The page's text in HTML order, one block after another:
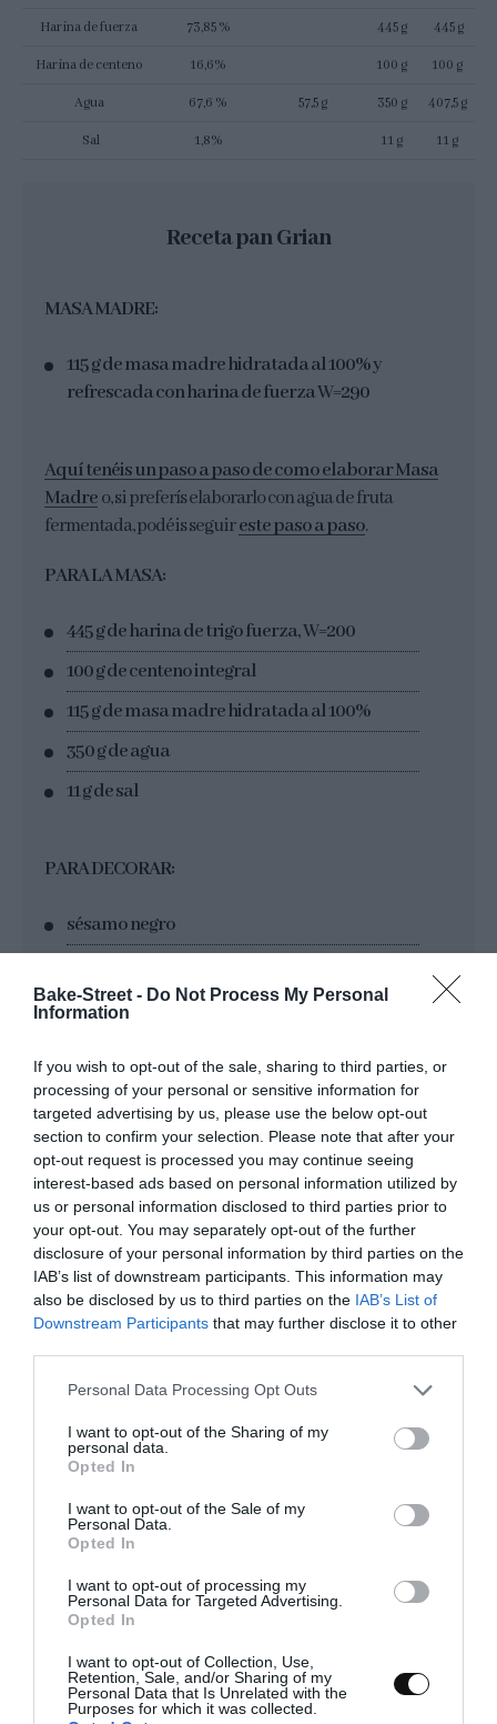
Bake-Street - Do Not Process My Personal
Information
If you wish to opt-out of the sale, sharing to third parties, or
processing of your personal or sensitive information for
targeted advertising by us, please use the below opt-out
section to confirm your selection. Please note that after your
opt-out request is processed you may continue seeing
interest-based ads based on personal information utilized by
us or personal information disclosed to third parties prior to
your opt-out. You may separately opt-out of the further
disclosure of your personal information by third parties on the
IAB’s list of downstream participants. This information may
also be disclosed by us to third parties on the IAB’s List of
Downstream Participants that may further disclose it to other
Please note that this website/app uses one or more Google
not limited to your visit or usage behaviour. You may click to
grant or deny consent to Google and its third-party tags to
use your data for below specified purposes in below Google
consent section.
Personal Data Processing Opt Outs
I want to opt-out of the Sharing of my
personal data.
Opted In
I want to opt-out of the Sale of my
Personal Data.
Opted In
I want to opt-out of processing my
Personal Data for Targeted Advertising.
Opted In
I want to opt-out of Collection, Use,
Retention, Sale, and/or Sharing of my
Personal Data that Is Unrelated with the
Purposes for which it was collected.
Harina de fuerza 73,85 % 445 g 445 g
Harina de centeno 16,6% 100 g 100 g
Agua 67,6 % 57,5 g 350 g 407,5 g
Sal 1,8% 11 g 11 g
Receta pan Grian
MASA MADRE:
115 g de masa madre hidratada al 100% y
refrescada con harina de fuerza W=290
Aquí tenéis un paso a paso de como elaborar Masa
Madreo, si preferís elaborarlo con agua de fruta
fermentada, podéis seguireste paso a paso.
PARA LA MASA:
445 g de harina de trigo fuerza, W=200
100 g de centeno integral
115 g de masa madre hidratada al 100%
350 g de agua
11 g de sal
PARA DECORAR:
sésamo negro
amasadora(facultativo)
báscula digital
rasqueta y espátula
papel de horno
cuchilla o lame
plancha de acero o piedra (facultativo, pero
recomendable)
Elaboración
Preparamos la masa del pan Grian.